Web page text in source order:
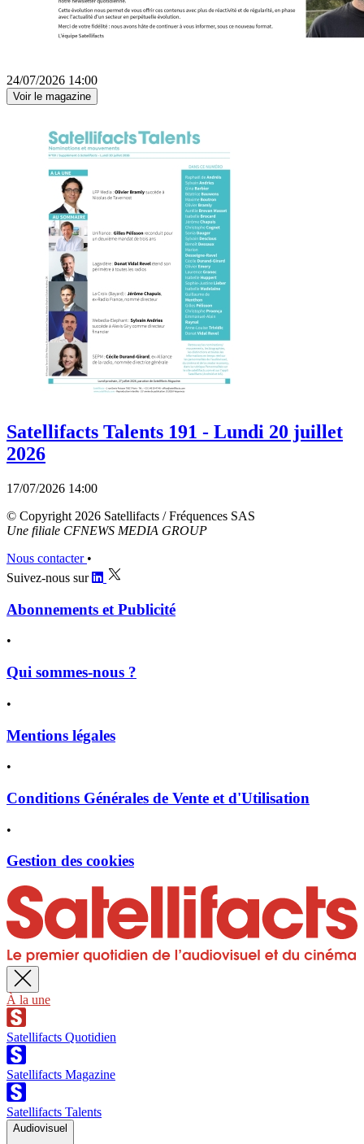
24/07/2026 14:00
Voir le magazine
Satellifacts Talents 191 - Lundi 20 juillet
2026
17/07/2026 14:00
© Copyright 2026 Satellifacts / Fréquences SAS
Une filiale CFNEWS MEDIA GROUP
Nous contacter •
Suivez-nous sur
Abonnements et Publicité
•
Qui sommes-nous ?
•
Mentions légales
•
Conditions Générales de Vente et d'Utilisation
•
Gestion des cookies
À la une
Satellifacts Quotidien
Satellifacts Magazine
Satellifacts Talents
Audiovisuel